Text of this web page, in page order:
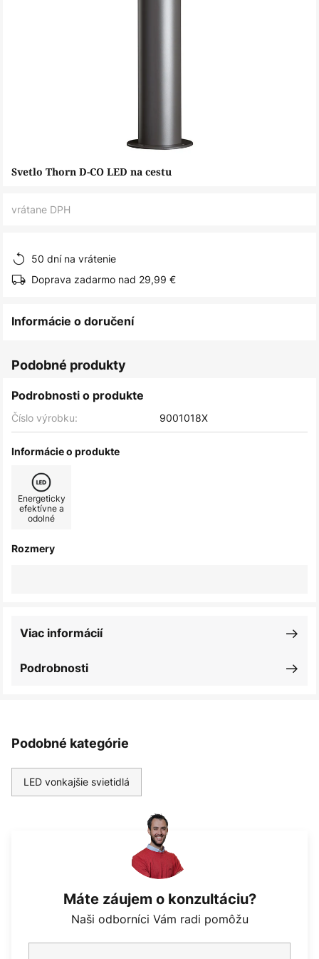
Preskočiť
Svetlo Thorn D-CO LED na cestu
vrátane DPH
50 dní na vrátenie
Doprava zadarmo nad 29,99 €
Informácie o doručení
Podobné produkty
Podrobnosti o produkte
Číslo výrobku: 9001018X
Informácie o produkte
Energeticky
efektívne a
odolné
Rozmery
Podrobnosti
Viac informácií
Podobné kategórie
LED vonkajšie svietidlá
Máte záujem o konzultáciu?
Naši odborníci Vám radi pomôžu